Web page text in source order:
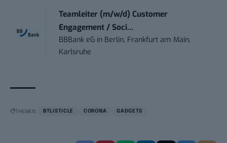
Teamleiter (m/w/d) Customer
Engagement / Soci...
BBBank eG in Berlin, Frankfurt am Main,
Karlsruhe
THEMEN: BTLISTICLE CORONA GADGETS